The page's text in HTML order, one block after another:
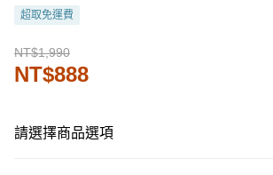
超取免運費
NT$1,990
NT$888
請選擇商品選項